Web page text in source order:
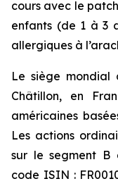
cours avec le
enfants (de 1 à 3
allergiques à
Le siège mondial
Châtillon, en
américaines
Les actions
sur le segment B
code ISIN :